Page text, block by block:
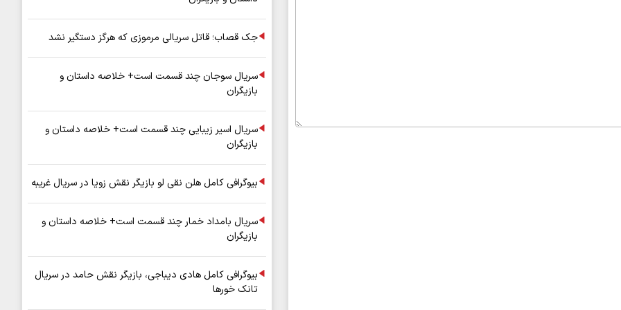
جک قصاب؛ قاتل سریالی مرموزی که هرگز دستگیر نشد
سریال سوجان چند قسمت است+ خلاصه داستان و
بازیگران
سریال اسیر زیبایی چند قسمت است+ خلاصه داستان و
بازیگران
بیوگرافی کامل هلن نقی لو بازیگر نقش زویا در سریال غریبه
سریال بامداد خمار چند قسمت است+ خلاصه داستان و
بازیگران
بیوگرافی کامل هادی دیباجی، بازیگر نقش حامد در سریال
تانک خورها